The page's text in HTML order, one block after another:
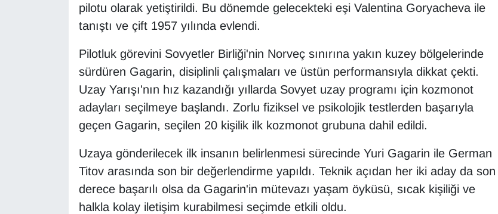
pilotu olarak yetiştirildi. Bu dönemde gelecekteki eşi Valentina Goryacheva ile
tanıştı ve çift 1957 yılında evlendi.
Pilotluk görevini Sovyetler Birliği'nin Norveç sınırına yakın kuzey bölgelerinde
sürdüren Gagarin, disiplinli çalışmaları ve üstün performansıyla dikkat çekti.
Uzay Yarışı'nın hız kazandığı yıllarda Sovyet uzay programı için kozmonot
adayları seçilmeye başlandı. Zorlu fiziksel ve psikolojik testlerden başarıyla
geçen Gagarin, seçilen 20 kişilik ilk kozmonot grubuna dahil edildi.
Uzaya gönderilecek ilk insanın belirlenmesi sürecinde Yuri Gagarin ile German
Titov arasında son bir değerlendirme yapıldı. Teknik açıdan her iki aday da son
derece başarılı olsa da Gagarin'in mütevazı yaşam öyküsü, sıcak kişiliği ve
halkla kolay iletişim kurabilmesi seçimde etkili oldu.
HABERDE İNSAN
Kamu Alımları
Kültür & Sanat